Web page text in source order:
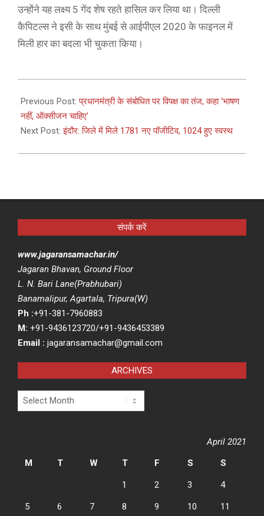
उन्होंने यह लक्ष्य 5 गेंद शेष रहते हासिल कर लिया था। दिल्ली
कैपिटल्स ने इसी के साथ मुंबई से आईपीएल 2020 के फाइनल में
मिली हार का बदला भी चुकता किया।
04-
21
Previous Post:प्रधानमंत्री के संबोधित पर विपक्ष का तंज, कहा ‘भाषण
नहीं, ऑक्सीजन चाहिए’
Next Post:इंदौर: जिले में मिले 1781 नए पॉजीटिव, 1024 हुए स्वस्थ
संपर्क करें
www.jagaransamachar.in/
Jagaran Bhavan, Ground Floor
L. N. Bari Lane(Prabhubari)
Banamalipur, Agartala, Tripura(W)
Ph :+91-381-7960883
M: +91-9436123720/+91-9436453389
Email : jagaransamachar@gmail.com
ARCHIVES
Archives
April 2021
M
T W T F S S
1 2 3 4
5 6 7 8 9 10 11